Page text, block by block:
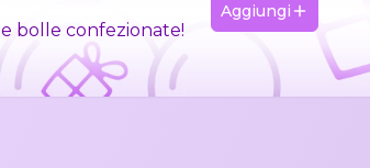
bolle confezionate!
Aggiungi